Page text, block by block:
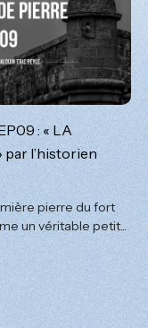
: « LA
par l’historien
pierre du fort
un véritable petit...